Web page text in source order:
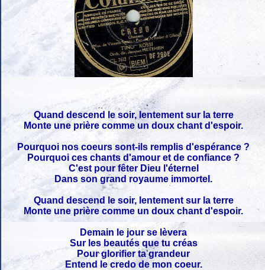
Quand descend le soir, lentement sur la terre
Monte une prière comme un doux chant d'espoir.
Pourquoi nos coeurs sont-ils remplis d'espérance ?
Pourquoi ces chants d'amour et de confiance ?
C'est pour fêter Dieu l'éternel
Dans son grand royaume immortel.
Quand descend le soir, lentement sur la terre
Monte une prière comme un doux chant d'espoir.
Demain le jour se lèvera
Sur les beautés que tu créas
Pour glorifier ta grandeur
Entend le credo de mon coeur.